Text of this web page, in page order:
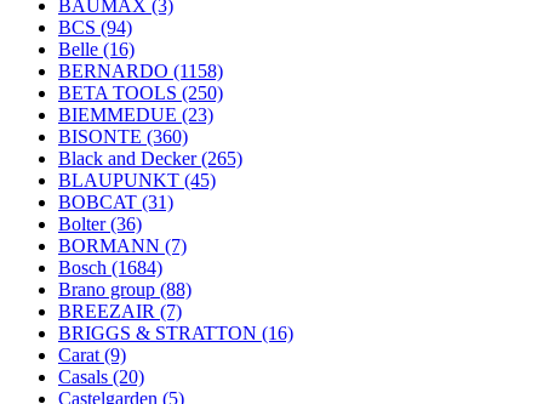
BAUMAX (3)
BCS (94)
Belle (16)
BERNARDO (1158)
BETA TOOLS (250)
BIEMMEDUE (23)
BISONTE (360)
Black and Decker(265)
BLAUPUNKT (45)
BOBCAT (31)
Bolter(36)
BORMANN (7)
Bosch (1684)
Brano group (88)
BREEZAIR (7)
BRIGGS & STRATTON (16)
Carat (9)
Casals (20)
Castelgarden (5)